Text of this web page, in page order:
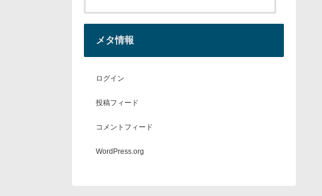
メタ情報
ログイン
投稿フィード
コメントフィード
WordPress.org